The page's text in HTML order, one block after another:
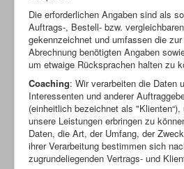
Die erforderlichen Angaben sind als
Auftrags-, Bestell- bzw.
gekennzeichnet und umfassen die
Abrechnung benötigten Angaben
um etwaige Rücksprachen halten zu
Coaching: Wir verarbeiten die Daten
Interessenten und anderer
(einheitlich bezeichnet als
unsere Leistungen erbringen zu
Daten, die Art, der Umfang, der
ihrer Verarbeitung bestimmen sich
zugrundeliegenden Vertrags- und